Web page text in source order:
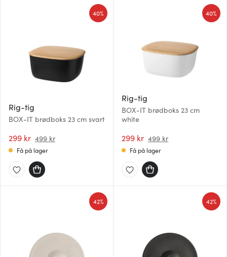
Rig-tig
BOX-IT brødboks 23 cm svart
299 kr 499 kr
40%
Få på lager
Rig-tig
BOX-IT brødboks 23 cm
white
299 kr 499 kr
40%
Få på lager
42% 42%